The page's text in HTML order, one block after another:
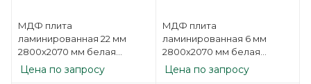
МДФ плита
ламинированная 22 мм
2800х2070 мм белая
односторонняя
Kastamonu F
Цена по запросу
МДФ плита
ламинированная 6 мм
2800х2070 мм белая
односторонняя
Kastamonu F
Цена по запросу